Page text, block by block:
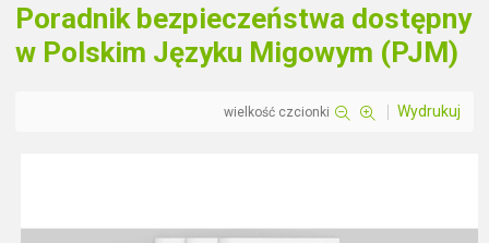
Poradnik bezpieczeństwa dostępny
w Polskim Języku Migowym (PJM)
wielkość czcionki Wydrukuj